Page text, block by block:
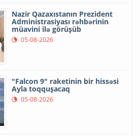
Nazir Qazaxıstanın Prezident
Administrasiyası rəhbərinin
müavini ilə görüşüb
05-08-2026
"Falcon 9" raketinin bir hissəsi
Ayla toqquşacaq
05-08-2026